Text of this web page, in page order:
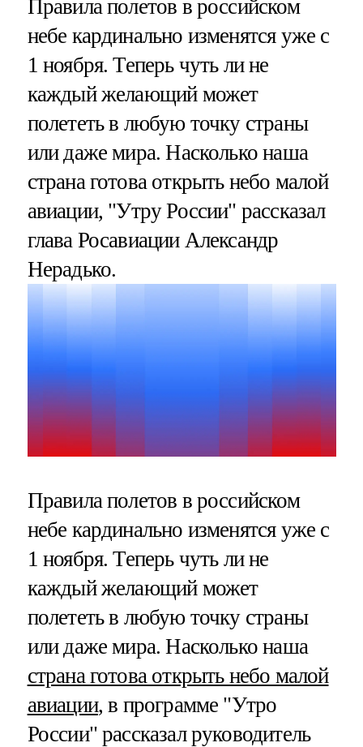
Правила полетов в российском
небе кардинально изменятся уже с
1 ноября. Теперь чуть ли не
каждый желающий может
полететь в любую точку страны
или даже мира. Насколько наша
страна готова открыть небо малой
авиации, "Утру России" рассказал
глава Росавиации Александр
Нерадько.
Правила полетов в российском
небе кардинально изменятся уже с
1 ноября. Теперь чуть ли не
каждый желающий может
полететь в любую точку страны
или даже мира. Насколько наша
страна готова открыть небо малой
авиации, в программе "Утро
России" рассказал руководитель